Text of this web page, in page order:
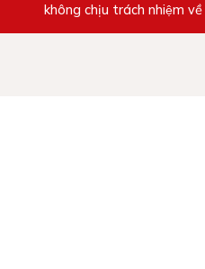
không chịu trách nhiệm